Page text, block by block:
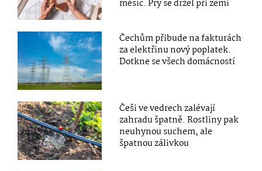
měsíc. Prý se držel při zemi
Čechům přibude na fakturách
za elektřinu nový poplatek.
Dotkne se všech domácností
Češi ve vedrech zalévají
zahradu špatně. Rostliny pak
neuhynou suchem, ale
špatnou zálivkou